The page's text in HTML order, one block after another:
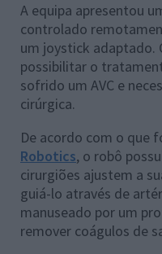
A equipa apresentou
controlado
um joystick adaptado.
possibilitar o
sofrido um AVC e
cirúrgica.
De acordo com o que
Robotics, o robô
cirurgiões ajustem a
guiá-lo através de
manuseado por um
remover coágulos de